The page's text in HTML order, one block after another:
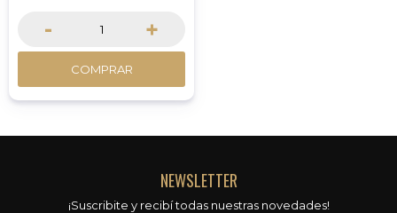
- +
COMPRAR
NEWSLETTER
¡Suscribite y recibí todas nuestras novedades!